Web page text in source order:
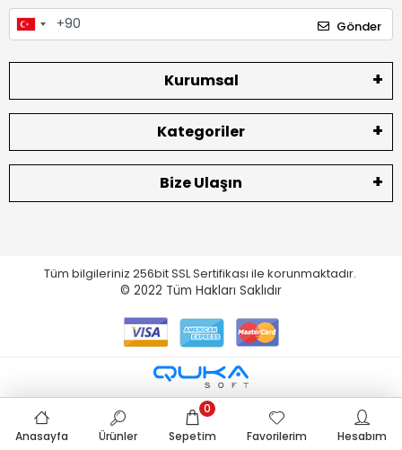
Gönder
Kurumsal
Kategoriler
Bize Ulaşın
Tüm bilgileriniz 256bit SSL Sertifikası ile korunmaktadır.
© 2022 Tüm Hakları Saklıdır
Anasayfa Ürünler Sepetim
0
Favorilerim
Hesabım